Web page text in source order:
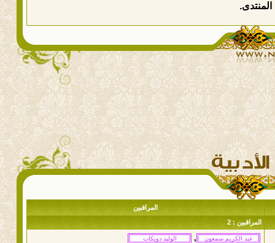
المراقبين
المراقبين : 2
,